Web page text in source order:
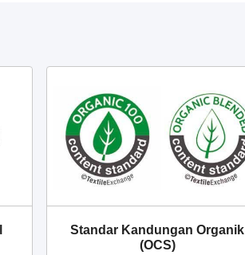
Standar Kandungan Organik
(OCS)